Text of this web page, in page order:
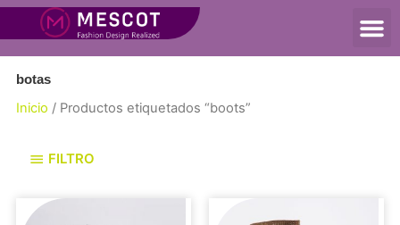
botas
Inicio / Productos etiquetados “boots”
FILTRO